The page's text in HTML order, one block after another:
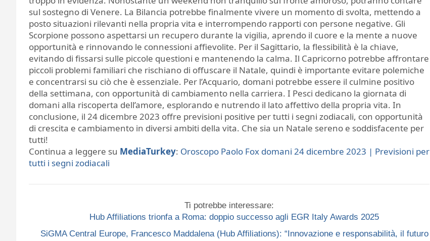
sul sostegno di Venere. La Bilancia potrebbe finalmente vivere un momento di svolta, mettendo a
posto situazioni rilevanti nella propria vita e interrompendo rapporti con persone negative. Gli
Scorpione possono aspettarsi un recupero durante la vigilia, aprendo il cuore e la mente a nuove
opportunità e rinnovando le connessioni affievolite. Per il Sagittario, la flessibilità è la chiave,
evitando di fissarsi sulle piccole questioni e mantenendo la calma. Il Capricorno potrebbe affrontare
piccoli problemi familiari che rischiano di offuscare il Natale, quindi è importante evitare polemiche
e concentrarsi su ciò che è essenziale. Per l’Acquario, domani potrebbe essere il culmine positivo
della settimana, con opportunità di cambiamento nella carriera. I Pesci dedicano la giornata di
domani alla riscoperta dell’amore, esplorando e nutrendo il lato affettivo della propria vita. In
conclusione, il 24 dicembre 2023 offre previsioni positive per tutti i segni zodiacali, con opportunità
di crescita e cambiamento in diversi ambiti della vita. Che sia un Natale sereno e soddisfacente per
tutti!
Continua a leggere su MediaTurkey: Oroscopo Paolo Fox domani 24 dicembre 2023 | Previsioni per
tutti i segni zodiacali
Ti potrebbe interessare:
Hub Affiliations trionfa a Roma: doppio successo agli EGR Italy Awards 2025
SiGMA Central Europe, Francesco Maddalena (Hub Affiliations): “Innovazione e responsabilità, il futuro